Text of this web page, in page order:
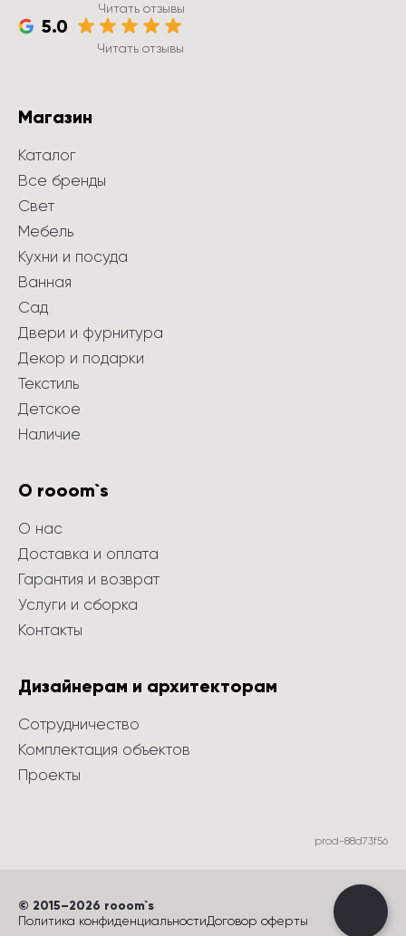
Читать отзывы
5.0
Читать отзывы
Магазин
Каталог
Все бренды
Свет
Мебель
Кухни и посуда
Ванная
Сад
Двери и фурнитура
Декор и подарки
Текстиль
Детское
Наличие
О rooom`s
О нас
Доставка и оплата
Гарантия и возврат
Услуги и сборка
Контакты
Дизайнерам и архитекторам
Сотрудничество
Комплектация объектов
Проекты
prod-88d73f56
© 2015–2026 rooom`s
Политика конфиденциальностиДоговор оферты